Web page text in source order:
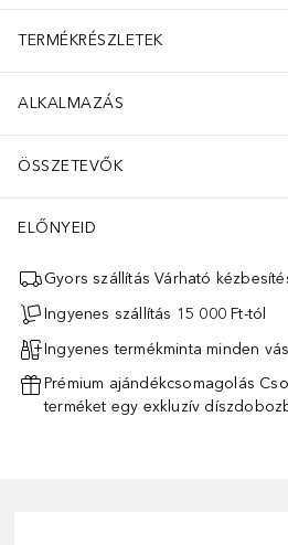
TERMÉKRÉSZLETEK
ALKALMAZÁS
ÖSSZETEVŐK
ELŐNYEID
Gyors szállítás Várható
Ingyenes szállítás 15 000 Ft-tól
Ingyenes termékminta minden
Prémium ajándékcsomagolás
terméket egy exkluzív